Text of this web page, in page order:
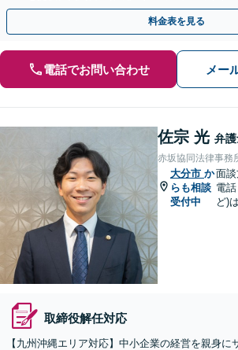
的財産等、お任せください【他士業連携可能】
料金表を見る
電話でお問い合わせ メー
佐宗 光 弁
赤坂協同法律事務
大分市 か
らも相談
受付中
面談
電
ど)
取締役解任対応
【九州沖縄エリア対応】中小企業の経営を親身に